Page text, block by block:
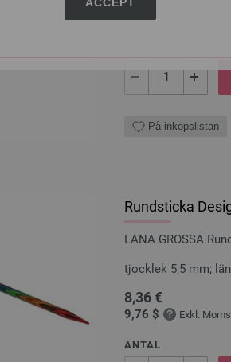
9,31 $
På inköpslistan
Rundsticka
LANA GROSSA
tjocklek 5,5 mm;
8,36 €
9,76 $ Exkl.
ANTAL